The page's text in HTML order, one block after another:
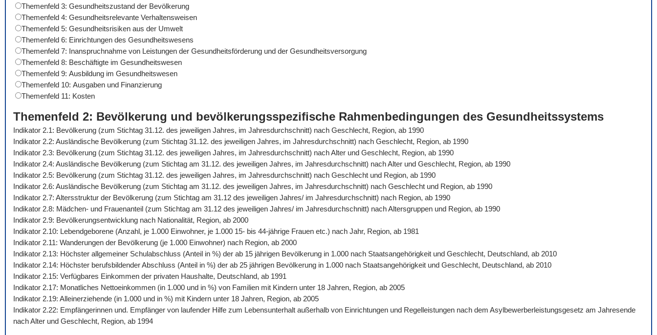
Themenfeld 3: Gesundheitszustand der Bevölkerung
Themenfeld 4: Gesundheitsrelevante Verhaltensweisen
Themenfeld 5: Gesundheitsrisiken aus der Umwelt
Themenfeld 6: Einrichtungen des Gesundheitswesens
Themenfeld 7: Inanspruchnahme von Leistungen der Gesundheitsförderung und der Gesundheitsversorgung
Themenfeld 8: Beschäftigte im Gesundheitswesen
Themenfeld 9: Ausbildung im Gesundheitswesen
Themenfeld 10: Ausgaben und Finanzierung
Themenfeld 11: Kosten
Themenfeld 2: Bevölkerung und bevölkerungsspezifische Rahmenbedingungen des Gesundheitssystems
Indikator 2.1: Bevölkerung (zum Stichtag 31.12. des jeweiligen Jahres, im Jahresdurchschnitt) nach Geschlecht, Region, ab 1990
Indikator 2.2: Ausländische Bevölkerung (zum Stichtag 31.12. des jeweiligen Jahres, im Jahresdurchschnitt) nach Geschlecht, Region, ab 1990
Indikator 2.3: Bevölkerung (zum Stichtag 31.12. des jeweiligen Jahres, im Jahresdurchschnitt) nach Alter und Geschlecht, Region, ab 1990
Indikator 2.4: Ausländische Bevölkerung (zum Stichtag am 31.12. des jeweiligen Jahres, im Jahresdurchschnitt) nach Alter und Geschlecht, Region, ab 1990
Indikator 2.5: Bevölkerung (zum Stichtag 31.12. des jeweiligen Jahres, im Jahresdurchschnitt) nach Geschlecht und Region, ab 1990
Indikator 2.6: Ausländische Bevölkerung (zum Stichtag am 31.12. des jeweiligen Jahres, im Jahresdurchschnitt) nach Geschlecht und Region, ab 1990
Indikator 2.7: Altersstruktur der Bevölkerung (zum Stichtag am 31.12 des jeweiligen Jahres/ im Jahresdurchschnitt) nach Region, ab 1990
Indikator 2.8: Mädchen- und Frauenanteil (zum Stichtag am 31.12 des jeweiligen Jahres/ im Jahresdurchschnitt) nach Altersgruppen und Region, ab 1990
Indikator 2.9: Bevölkerungsentwicklung nach Nationalität, Region, ab 2000
Indikator 2.10: Lebendgeborene (Anzahl, je 1.000 Einwohner, je 1.000 15- bis 44-jährige Frauen etc.) nach Jahr, Region, ab 1981
Indikator 2.11: Wanderungen der Bevölkerung (je 1.000 Einwohner) nach Region, ab 2000
Indikator 2.13: Höchster allgemeiner Schulabschluss (Anteil in %) der ab 15 jährigen Bevölkerung in 1.000 nach Staatsangehörigkeit und Geschlecht, Deutschland, ab 2010
Indikator 2.14: Höchster berufsbildender Abschluss (Anteil in %) der ab 25 jährigen Bevölkerung in 1.000 nach Staatsangehörigkeit und Geschlecht, Deutschland, ab 2010
Indikator 2.15: Verfügbares Einkommen der privaten Haushalte, Deutschland, ab 1991
Indikator 2.17: Monatliches Nettoeinkommen (in 1.000 und in %) von Familien mit Kindern unter 18 Jahren, Region, ab 2005
Indikator 2.19: Alleinerziehende (in 1.000 und in %) mit Kindern unter 18 Jahren, Region, ab 2005
Indikator 2.22: Empfängerinnen und. Empfänger von laufender Hilfe zum Lebensunterhalt außerhalb von Einrichtungen und Regelleistungen nach dem Asylbewerberleistungsgesetz am Jahresende
nach Alter und Geschlecht, Region, ab 1994